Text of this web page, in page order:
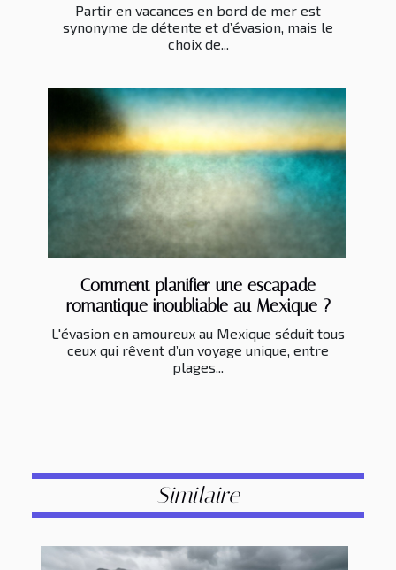
Partir en vacances en bord de mer est
synonyme de détente et d’évasion, mais le
choix de...
Comment planifier une escapade
romantique inoubliable au Mexique ?
L'évasion en amoureux au Mexique séduit tous
ceux qui rêvent d’un voyage unique, entre
plages...
Similaire